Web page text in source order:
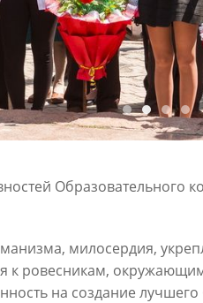
милосердия,
к ровесникам,
на создание